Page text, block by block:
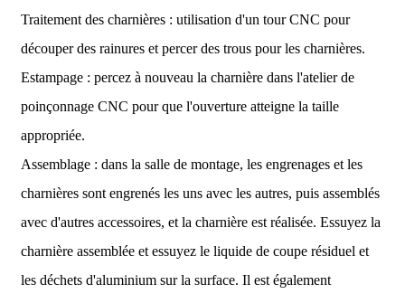
Traitement des charnières : utilisation d'un tour CNC pour
découper des rainures et percer des trous pour les charnières.
Estampage : percez à nouveau la charnière dans l'atelier de
poinçonnage CNC pour que l'ouverture atteigne la taille
appropriée.
Assemblage : dans la salle de montage, les engrenages et les
charnières sont engrenés les uns avec les autres, puis assemblés
avec d'autres accessoires, et la charnière est réalisée. Essuyez la
charnière assemblée et essuyez le liquide de coupe résiduel et
les déchets d'aluminium sur la surface. Il est également